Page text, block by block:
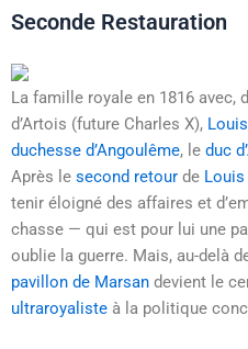
Seconde Restauration
La famille royale en 1816 avec,
d’Artois (future Charles X),
duchesse d’Angoulême, le duc
Après le second retour de Louis
tenir éloigné des affaires et
chasse — qui est pour lui une
oublie la guerre. Mais, au-delà
pavillon de Marsan devient le
ultraroyaliste à la politique